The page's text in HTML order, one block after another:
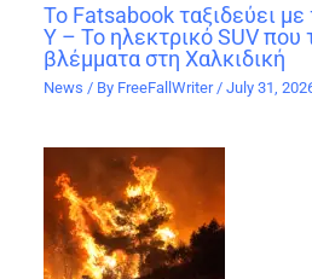
Το Fatsabook ταξιδεύει
Y – Το ηλεκτρικό SUV που
βλέμματα στη Χαλκιδική
News / By FreeFallWriter /July 31,